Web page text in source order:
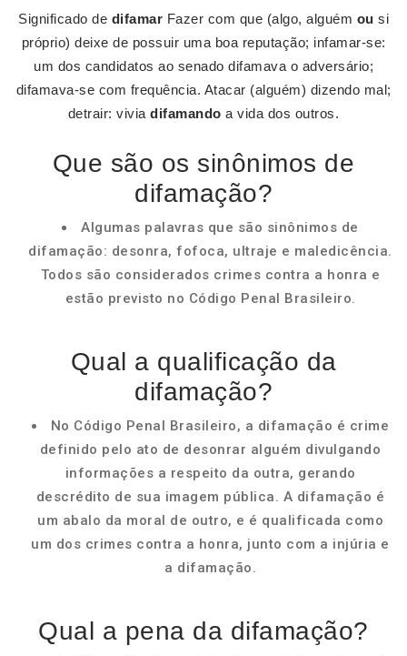
Significado de difamar Fazer com que (algo, alguém ou si
próprio) deixe de possuir uma boa reputação; infamar-se:
um dos candidatos ao senado difamava o adversário;
difamava-se com frequência. Atacar (alguém) dizendo mal;
detrair: viviadifamando a vida dos outros.
Que são os sinônimos de
difamação?
Algumas palavras que são sinônimos de
difamação: desonra, fofoca, ultraje e maledicência.
Todos são considerados crimes contra a honra e
estão previsto no Código Penal Brasileiro.
Qual a qualificação da
difamação?
No Código Penal Brasileiro, a difamação é crime
definido pelo ato de desonrar alguém divulgando
informações a respeito da outra, gerando
descrédito de sua imagem pública. A difamação é
um abalo da moral de outro, e é qualificada como
um dos crimes contra a honra, junto com a injúria e
a difamação.
Qual a pena da difamação?